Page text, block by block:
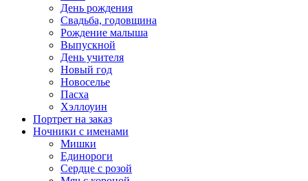
День рождения
Свадьба, годовщина
Рождение малыша
Выпускной
День учителя
Новый год
Новоселье
Пасха
Хэллоуин
Портрет на заказ
Ночники с именами
Мишки
Единороги
Сердце с розой